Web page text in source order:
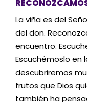
La viña es del
del don.
encuentro.
Escuchémoslo en
descubriremos
frutos que Dios
también ha